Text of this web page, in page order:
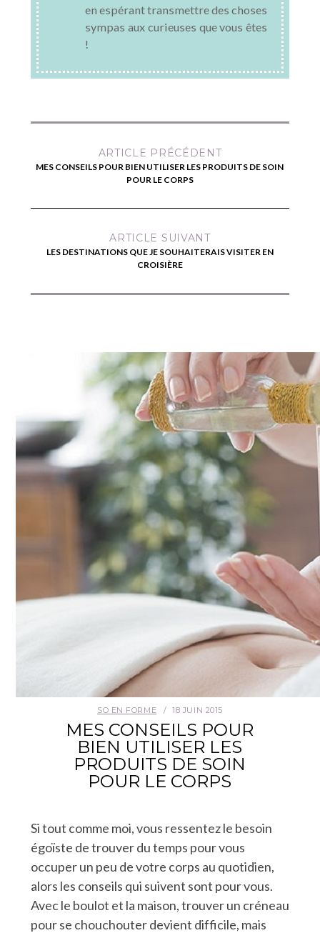
en espérant transmettre des choses
sympas aux curieuses que vous êtes
!
ARTICLE PRÉCÉDENT
MES CONSEILS POUR BIEN UTILISER LES PRODUITS DE SOIN
POUR LE CORPS
ARTICLE SUIVANT
LES DESTINATIONS QUE JE SOUHAITERAIS VISITER EN
CROISIÈRE
SO EN FORME 18 JUIN 2015
MES CONSEILS POUR
BIEN UTILISER LES
PRODUITS DE SOIN
POUR LE CORPS
Si tout comme moi, vous ressentez le besoin
égoïste de trouver du temps pour vous
occuper un peu de votre corps au quotidien,
alors les conseils qui suivent sont pour vous.
Avec le boulot et la maison, trouver un créneau
pour se chouchouter devient difficile, mais